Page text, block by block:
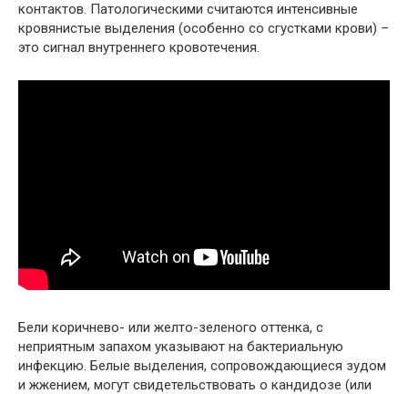
контактов. Патологическими считаются интенсивные
кровянистые выделения (особенно со сгустками крови) –
это сигнал внутреннего кровотечения.
Бели коричнево- или желто-зеленого оттенка, с
неприятным запахом указывают на бактериальную
инфекцию. Белые выделения, сопровождающиеся зудом
и жжением, могут свидетельствовать о кандидозе (или